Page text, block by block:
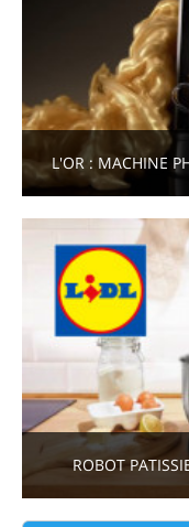
L'OR : MACHINE
ROBOT